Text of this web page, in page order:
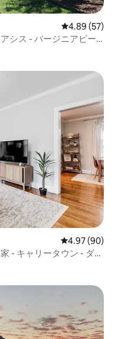
レビュー57
4.89 (57)
シス - バージニアビー
レビュー90
4.97 (90)
- キャリータウン - ダウ